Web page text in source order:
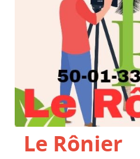
Le Rônier